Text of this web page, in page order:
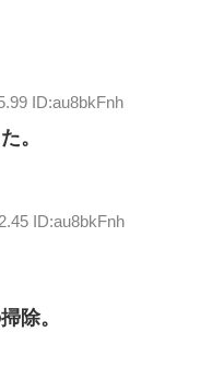
ID:au8bkFnh
。
ID:au8bkFnh
除。